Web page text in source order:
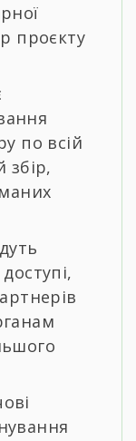
проєкту
по всій
збір,